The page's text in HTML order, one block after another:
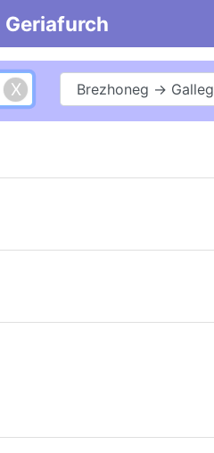
Geriafurch
Brezhoneg → Galleg